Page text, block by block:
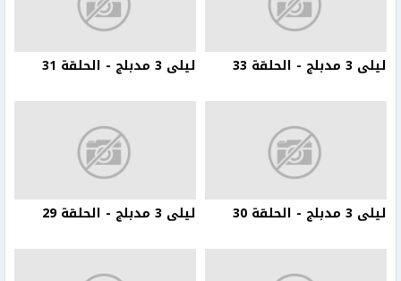
ليلى 3 مدبلج - الحلقة 33 ليلى 3 مدبلج - الحلقة 31
ليلى 3 مدبلج - الحلقة 30 ليلى 3 مدبلج - الحلقة 29